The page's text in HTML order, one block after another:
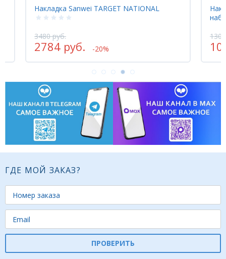
Накладка Sanwei T88-III DOUBLE KIT
набор max (красная+ черная)
1044 руб.
ГДЕ МОЙ ЗАКАЗ?
ПРОВЕРИТЬ